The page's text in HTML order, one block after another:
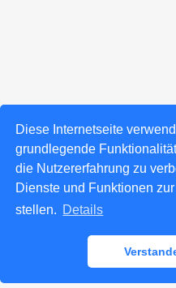
Diese Internetseite
grundlegende
die Nutzererfahrung zu
Dienste und Funktionen
stellen. Details